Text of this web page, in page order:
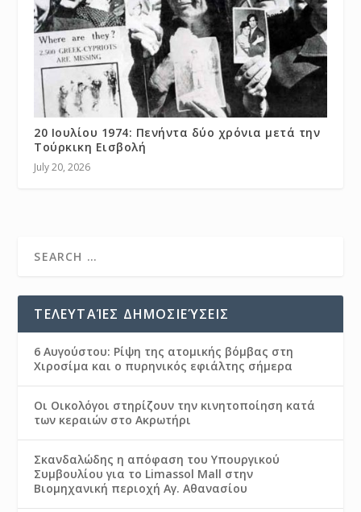
20 Ιουλίου 1974: Πενήντα δύο χρόνια μετά την
Τούρκικη Εισβολή
July 20, 2026
ΤΕΛΕΥΤΑΊΕΣ ΔΗΜΟΣΙΕΎΣΕΙΣ
6 Αυγούστου: Ρίψη της ατομικής βόμβας στη
Χιροσίμα και ο πυρηνικός εφιάλτης σήμερα
Οι Οικολόγοι στηρίζουν την κινητοποίηση κατά
των κεραιών στο Ακρωτήρι
Σκανδαλώδης η απόφαση του Υπουργικού
Συμβουλίου για το Limassol Mall στην
Βιομηχανική περιοχή Αγ. Αθανασίου